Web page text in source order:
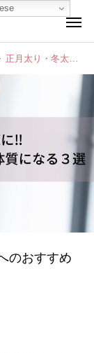
正月太り・冬太り対策に！痩せ体質へのおすすめグッズと近道習慣
のおすすめ